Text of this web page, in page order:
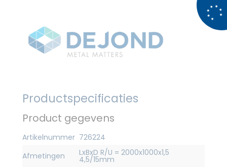
Productspecificaties
Product gegevens
Artikelnummer 726224
Afmetingen
LxBxD R/U = 2000x1000x1,5
4,5/15mm